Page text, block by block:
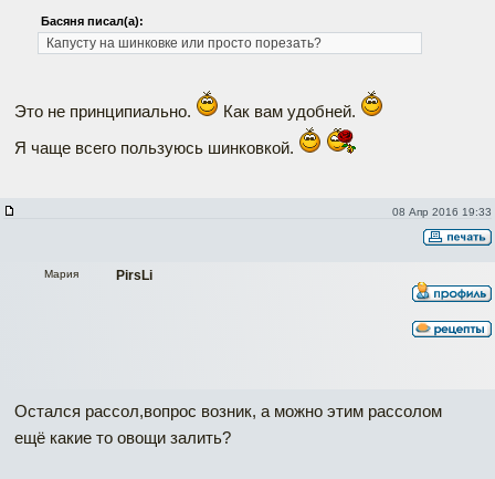
Басяня писал(а):
Капусту на шинковке или просто порезать?
Это не принципиально.
Как вам удобней.
Я чаще всего пользуюсь шинковкой.
08 Апр 2016 19:33
PirsLi
Мария
Остался рассол,вопрос возник, а можно этим рассолом
ещё какие то овощи залить?